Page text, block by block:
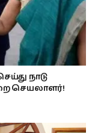
நாடு
செயலாளர்!